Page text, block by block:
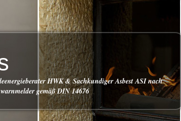
HWK & Sachkundiger Asbest ASI nach
gemäß DIN 14676